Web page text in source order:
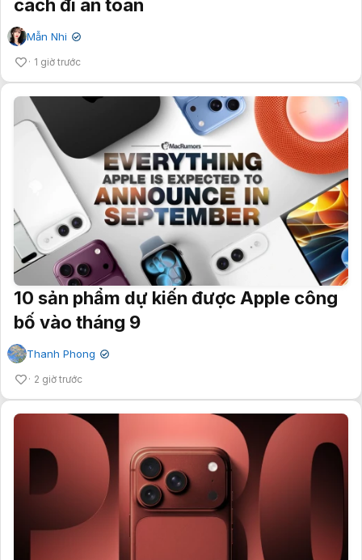
cách đi an toàn
Mẫn Nhi ✔
1 giờ trước
10 sản phẩm dự kiến được Apple công
bố vào tháng 9
Thanh Phong ✔
2 giờ trước